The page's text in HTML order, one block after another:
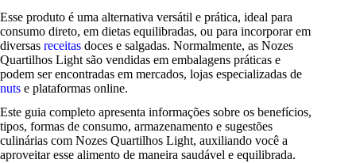
Esse produto é uma alternativa versátil e prática, ideal para
consumo direto, em dietas equilibradas, ou para incorporar em
diversas receitas doces e salgadas. Normalmente, as Nozes
Quartilhos Light são vendidas em embalagens práticas e
podem ser encontradas em mercados, lojas especializadas de
nuts e plataformas online.
Este guia completo apresenta informações sobre os benefícios,
tipos, formas de consumo, armazenamento e sugestões
culinárias com Nozes Quartilhos Light, auxiliando você a
aproveitar esse alimento de maneira saudável e equilibrada.